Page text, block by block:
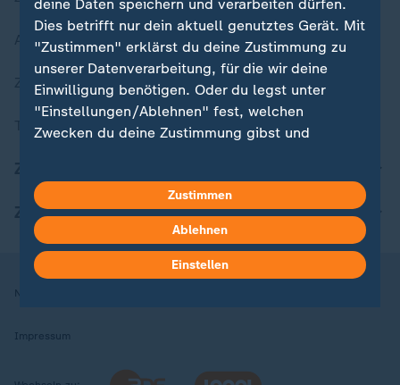
Aktuelle Sendungs-Videos
ZDFheute Stories
Themen im Überblick
ZDFheute Apps
Nutzungsbedingungen
Impressum
deine Daten speichern und verarbeiten dürfen.
Dies betrifft nur dein aktuell genutztes Gerät. Mit
"Zustimmen" erklärst du deine Zustimmung zu
unserer Datenverarbeitung, für die wir deine
Einwilligung benötigen. Oder du legst unter
"Einstellungen/Ablehnen" fest, welchen
Zwecken du deine Zustimmung gibst und
in deinen Einstellungen widerrufen oder ändern.
Hier findest du das Impressum.
Weitere Informationen findest du in unserer
Datenschutzerklärung.
Zustimmen
Ablehnen
Einstellen